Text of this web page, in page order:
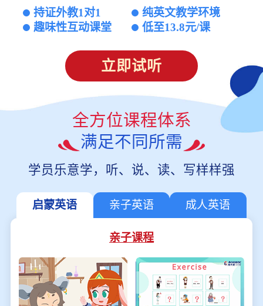
持证外教1对1
纯英文教学环境
趣味性互动课堂
低至13.8元/课
立即试听
全方位课程体系
满足不同所需
学员乐意学，听、说、读、写样样强
启蒙英语 亲子英语 成人英语
亲子课程